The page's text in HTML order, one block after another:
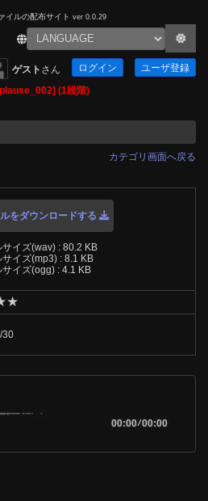
イルの配布サイト ver 0.0.29
ゲスト さん ログイン ユーザ登録
(1段階)
カテゴリ画面へ戻る
をダウンロードする
サイズ(wav) : 80.2 KB
サイズ(mp3) : 8.1 KB
サイズ(ogg) : 4.1 KB
★
30
00:00/00:00